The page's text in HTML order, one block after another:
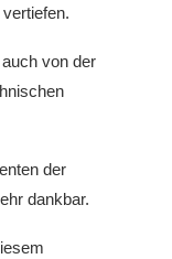
von der
der
dankbar.